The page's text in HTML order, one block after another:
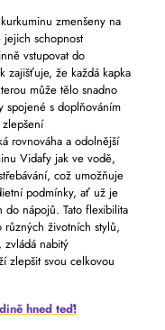
zmenšeny na
jejich schopnost
vstupovat do
zajišťuje, že každá kapka
může tělo snadno
spojené s doplňováním
rovnováha a odolnější
Vidafy jak ve vodě,
což umožňuje
podmínky, ať už je
do nápojů. Tato flexibilita
životních stylů,
nabitý
zlepšit svou celkovou
hned teď!